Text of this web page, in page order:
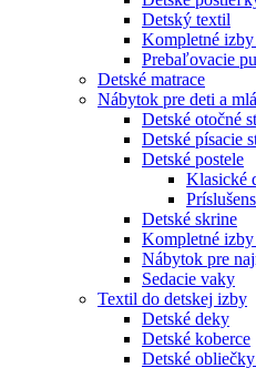
Detský textil
Kompletné izby
Prebaľovacie
Detské matrace
Nábytok pre deti a
Detské otočné
Detské písacie
Detské postele
Klasické
Detské skrine
Kompletné izby
Nábytok pre
Sedacie vaky
Textil do detskej izby
Detské deky
Detské koberce
Detské